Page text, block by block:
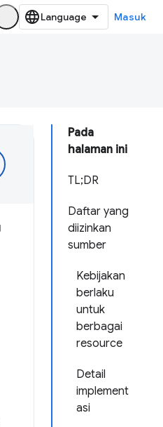
Masuk
Pada
halaman ini
TL;DR
Daftar yang
diizinkan
sumber
Kebijakan
berlaku
untuk
berbagai
resource
Detail
implement
asi